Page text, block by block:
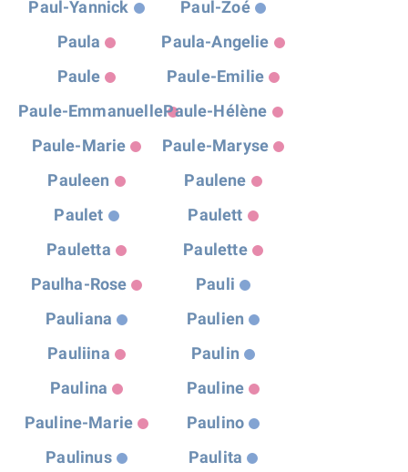
Paul-Yannick
Paul-Zoé
Paula
Paula-Angelie
Paule
Paule-Emilie
Paule-EmmanuellePaule-Hélène
Paule-Marie
Paule-Maryse
Pauleen
Paulene
Paulet
Paulett
Pauletta
Paulette
Paulha-Rose
Pauli
Pauliana
Paulien
Pauliina
Paulin
Paulina
Pauline
Pauline-Marie
Paulino
Paulinus
Paulita